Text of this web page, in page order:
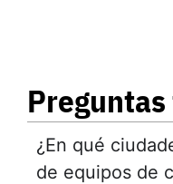
¿En qué
de equipos de